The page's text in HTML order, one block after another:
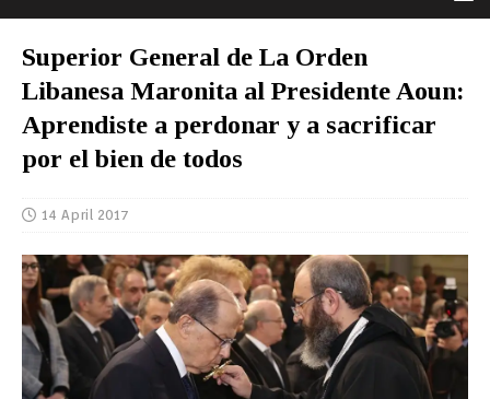
Superior General de La Orden
Libanesa Maronita al Presidente Aoun:
Aprendiste a perdonar y a sacrificar
por el bien de todos
14 April 2017